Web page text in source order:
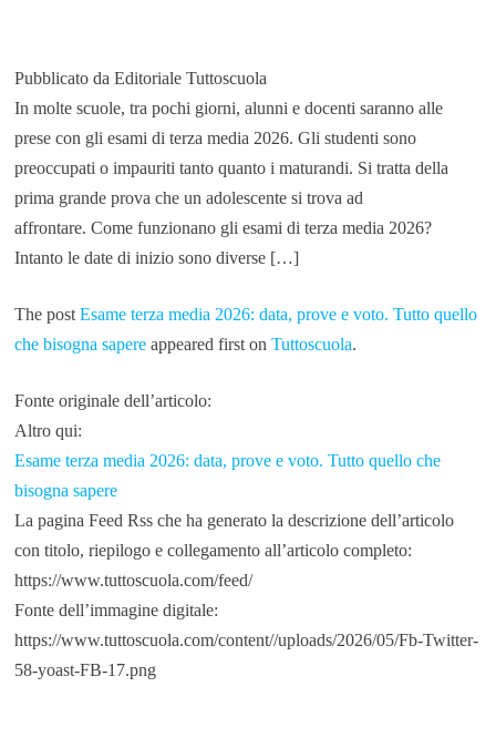
Pubblicato da Editoriale Tuttoscuola
In molte scuole, tra pochi giorni, alunni e docenti saranno alle
prese con gli esami di terza media 2026. Gli studenti sono
preoccupati o impauriti tanto quanto i maturandi. Si tratta della
prima grande prova che un adolescente si trova ad
affrontare. Come funzionano gli esami di terza media 2026?
Intanto le date di inizio sono diverse […]
The post Esame terza media 2026: data, prove e voto. Tutto quello
che bisogna sapereappeared first on Tuttoscuola.
Fonte originale dell’articolo:
Altro qui:
Esame terza media 2026: data, prove e voto. Tutto quello che
bisogna sapere
La pagina Feed Rss che ha generato la descrizione dell’articolo
con titolo, riepilogo e collegamento all’articolo completo:
https://www.tuttoscuola.com/feed/
Fonte dell’immagine digitale:
https://www.tuttoscuola.com/content//uploads/2026/05/Fb-Twitter-
58-yoast-FB-17.png